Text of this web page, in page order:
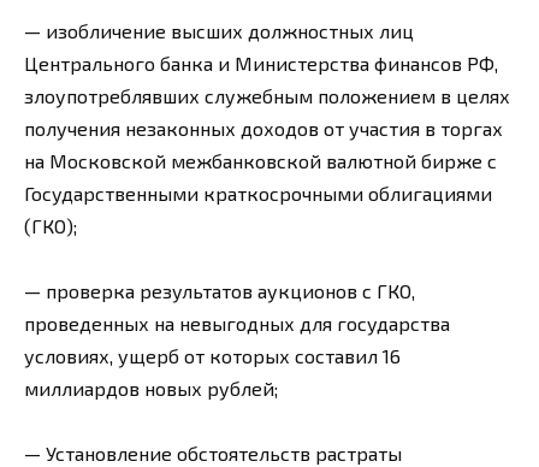
— изобличение высших должностных лиц
Центрального банка и Министерства финансов РФ,
злоупотреблявших служебным положением в целях
получения незаконных доходов от участия в торгах
на Московской межбанковской валютной бирже с
Государственными краткосрочными облигациями
(ГКО);
— проверка результатов аукционов с ГКО,
проведенных на невыгодных для государства
условиях, ущерб от которых составил 16
миллиардов новых рублей;
— Установление обстоятельств растраты